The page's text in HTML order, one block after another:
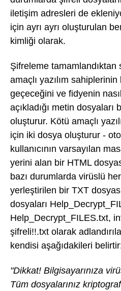
iletişim adresleri de
için ayrı ayrı oluşturulan
kimliği olarak.
Şifreleme tamamlandıktan
amaçlı yazılım
geçeceğini ve fidyenin
açıkladığı metin dosyaları
oluşturur. Kötü amaçlı
için iki dosya oluşturur -
kullanıcının varsayılan
yerini alan bir HTML
bazı durumlarda virüslü
yerleştirilen bir TXT
dosyaları
Help_Decrypt_FILES.txt,
şifreli!!.txt olarak
kendisi aşağıdakileri
"Dikkat! Bilgisayarınıza
Tüm dosyalarınız